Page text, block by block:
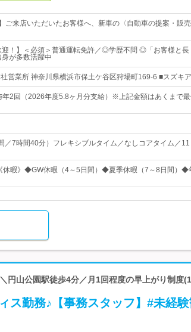
ご来店いただいたお客様へ、新車の〈自動車の提案・販
迎！】＜必須＞普通運転免許／◎学歴不問 ◎「お客様と長
が多数活躍中
営業所 神奈川県横浜市保土ケ谷区狩場町169-6 ■スズキ
2回（2026年度5.8ヶ月分支給）※上記金額はあくまで
7時間40分）フレキシブルタイム／なしコアタイム／11
休暇》◆GW休暇（4～5日間）◆夏季休暇（7～8日間）◆
円山公園駅徒歩4分／月1回程度の早上がり制度
ス勤務♪【事務スタッフ】#未経